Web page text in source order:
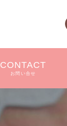
CONTACT
お問い合せ